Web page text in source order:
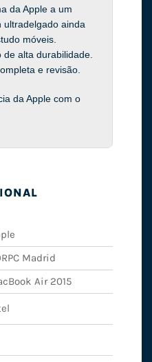
da Apple a um
ultradelgado ainda
móveis.
alta durabilidade.
e revisão.
da Apple com o
Madrid
Air 2015